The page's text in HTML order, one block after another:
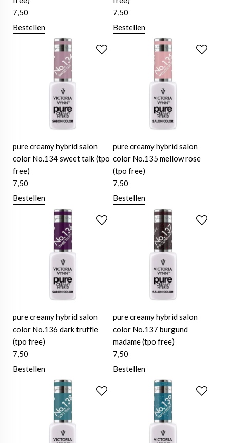
7,50
Bestellen
7,50
Bestellen
pure creamy hybrid salon
color No.134 sweet talk (tpo
free)
7,50
Bestellen
pure creamy hybrid salon
color No.135 mellow rose
(tpo free)
7,50
Bestellen
pure creamy hybrid salon
color No.136 dark truffle
(tpo free)
7,50
Bestellen
pure creamy hybrid salon
color No.137 burgund
madame (tpo free)
7,50
Bestellen